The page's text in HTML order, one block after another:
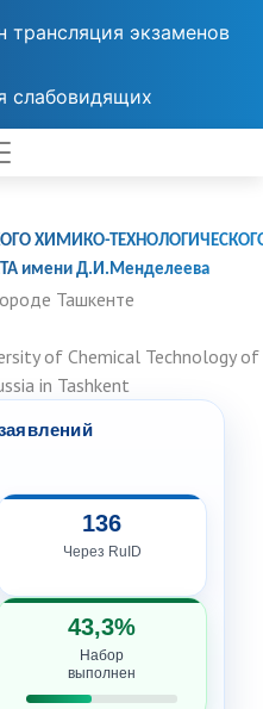
трансляция экзаменов
слабовидящих
ХИМИКО-
имени Д.И.Менделеева
Ташкенте
of Chemical Technology of
in Tashkent
136
Через RuID
43,3%
Набор
выполнен